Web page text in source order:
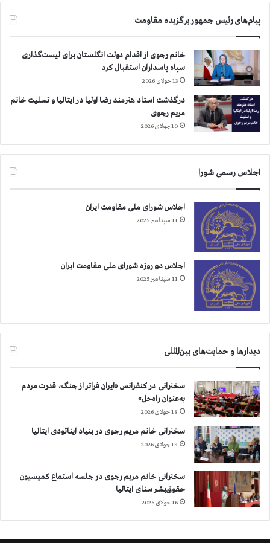
پیام‌های رئیس جمهور برگزیده مقاومت
خانم رجوی از اقدام دولت انگلستان برای لیست‌گذاری
سپاه پاسداران استقبال کرد
13 جولای 2026
درگذشت استاد هنرمند رضا اولیا در ایتالیا و تسلیت خانم
مریم رجوی
10 جولای 2026
اجلاس رسمی شورا
اجلاس شورای ملی مقاومت ایران
11 سپتامبر 2025
اجلاس دو روزه شورای ملی مقاومت ایران
11 سپتامبر 2025
دیدارها و حمایت‌های بین‌المللی
سخنرانی در کنفرانس «ایران فراتر از جنگ، قدرت مردم
به‌عنوان راه‌حل»
18 جولای 2026
سخنرانی خانم مریم رجوی در بنیاد اینائودی ایتالیا
18 جولای 2026
سخنرانی خانم مریم رجوی در جلسه استماع کمیسیون
حقوق‌بشر سنای ایتالیا
16 جولای 2026